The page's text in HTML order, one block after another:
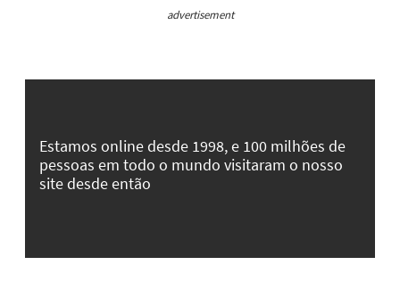
advertisement
Estamos online desde 1998, e 100 milhões de
pessoas em todo o mundo visitaram o nosso
site desde então